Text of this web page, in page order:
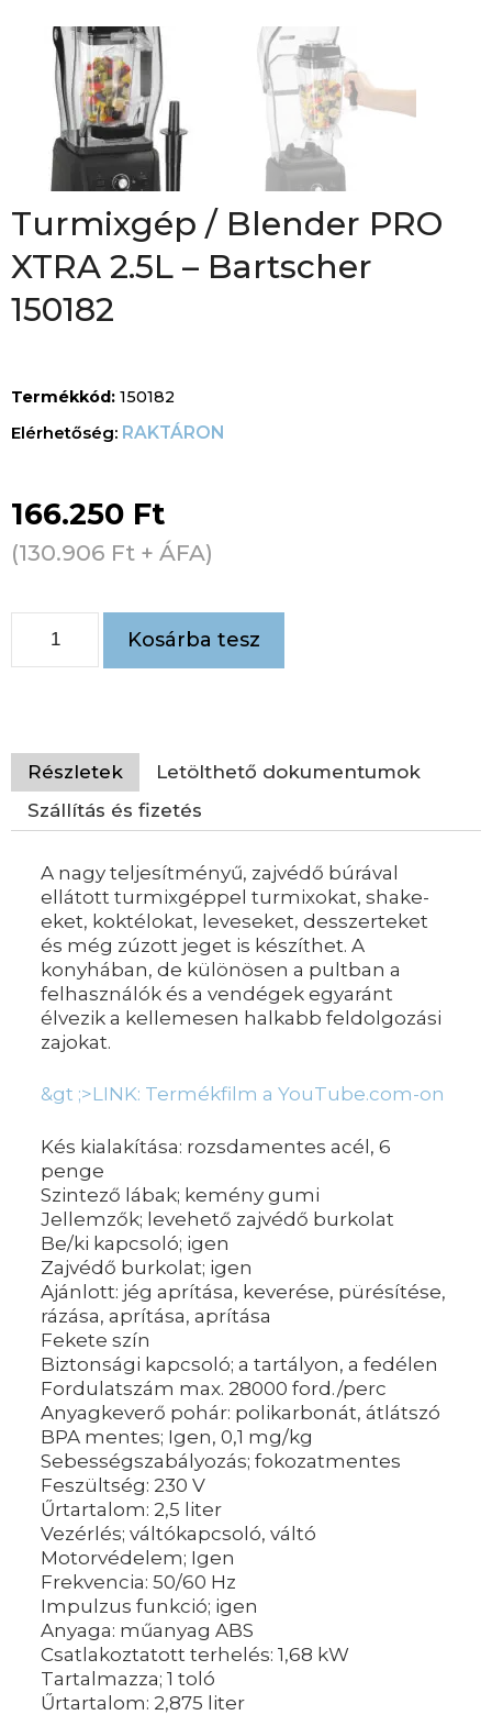
Turmixgép / Blender PRO
XTRA 2.5L – Bartscher
150182
Termékkód: 150182
RAKTÁRON
166.250 Ft
(130.906 Ft + ÁFA)
Kosárba tesz
Részletek
Letölthető dokumentumok
Szállítás és fizetés
A nagy teljesítményű, zajvédő búrával
ellátott turmixgéppel turmixokat, shake-
eket, koktélokat, leveseket, desszerteket
és még zúzott jeget is készíthet. A
konyhában, de különösen a pultban a
felhasználók és a vendégek egyaránt
élvezik a kellemesen halkabb feldolgozási
zajokat.
&gt ;>LINK: Termékfilm a YouTube.com-on
Kés kialakítása: rozsdamentes acél, 6
penge
Szintező lábak; kemény gumi
Jellemzők; levehető zajvédő burkolat
Be/ki kapcsoló; igen
Zajvédő burkolat; igen
Ajánlott: jég aprítása, keverése, pürésítése,
rázása, aprítása, aprítása
Fekete szín
Biztonsági kapcsoló; a tartályon, a fedélen
Fordulatszám max. 28000 ford./perc
Anyagkeverő pohár: polikarbonát, átlátszó
BPA mentes; Igen, 0,1 mg/kg
Sebességszabályozás; fokozatmentes
Feszültség: 230 V
Űrtartalom: 2,5 liter
Vezérlés; váltókapcsoló, váltó
Motorvédelem; Igen
Frekvencia: 50/60 Hz
Impulzus funkció; igen
Anyaga: műanyag ABS
Csatlakoztatott terhelés: 1,68 kW
Tartalmazza; 1 toló
Űrtartalom: 2,875 liter